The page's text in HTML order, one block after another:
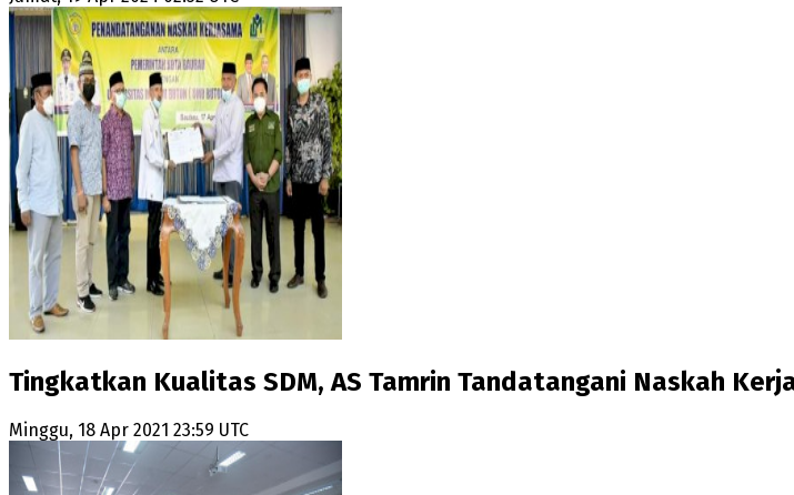
Tingkatkan Kualitas SDM, AS Tamrin Tandatangani Naskah
Minggu, 18 Apr 2021 23:59 UTC